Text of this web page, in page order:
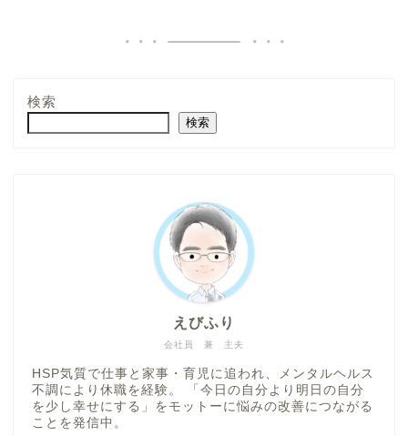
検索
検索
会社員 兼 主夫
えびふり
HSP気質で仕事と家事・育児に追われ、メンタルヘルス
不調により休職を経験。 「今日の自分より明日の自分
を少し幸せにする」をモットーに悩みの改善につながる
ことを発信中。